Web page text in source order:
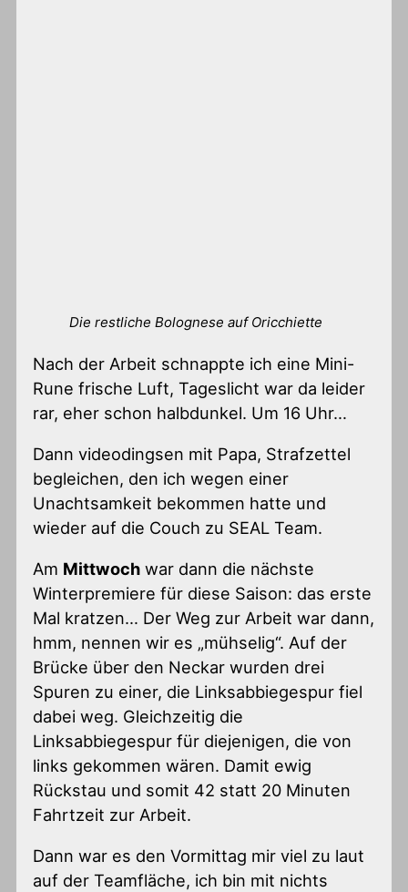
Die restliche Bolognese auf Oricchiette
Nach der Arbeit schnappte ich eine Mini-
Rune frische Luft, Tageslicht war da leider
rar, eher schon halbdunkel. Um 16 Uhr…
Dann videodingsen mit Papa, Strafzettel
begleichen, den ich wegen einer
Unachtsamkeit bekommen hatte und
wieder auf die Couch zu SEAL Team.
Am Mittwoch war dann die nächste
Winterpremiere für diese Saison: das erste
Mal kratzen… Der Weg zur Arbeit war dann,
hmm, nennen wir es „mühselig“. Auf der
Brücke über den Neckar wurden drei
Spuren zu einer, die Linksabbiegespur fiel
dabei weg. Gleichzeitig die
Linksabbiegespur für diejenigen, die von
links gekommen wären. Damit ewig
Rückstau und somit 42 statt 20 Minuten
Fahrtzeit zur Arbeit.
Dann war es den Vormittag mir viel zu laut
auf der Teamfläche, ich bin mit nichts